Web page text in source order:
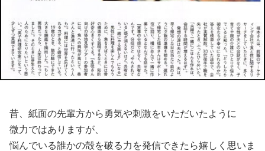
昔、紙面の先輩方から勇気や刺激をいただいたように
微力ではありますが、
悩んでいる誰かの殻を破る力を発信できたら嬉しく思いま